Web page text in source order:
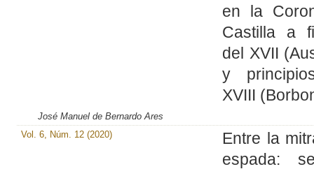
en la
Castilla a
del XVII
y
XVIII
José Manuel de Bernardo Ares
Vol. 6, Núm. 12 (2020)
Entre la
espada: